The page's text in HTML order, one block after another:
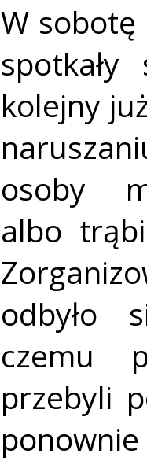
W sobotę
kolejny
osoby
albo
odbyło
czemu
przebyli
ponownie